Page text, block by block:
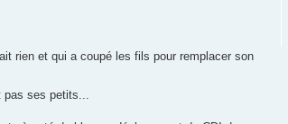
rien et qui a coupé les fils pour remplacer son
ses petits...